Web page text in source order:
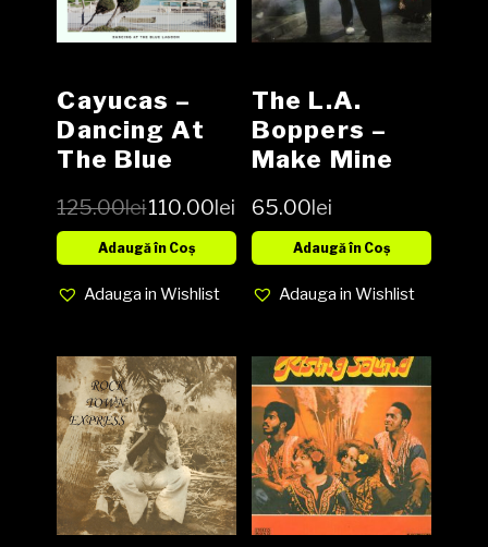
Cayucas –
Dancing At
The Blue
LP
125.00lei110.00lei
Adaugă în Coș
Adauga in Wishlist
The L.A.
Boppers ‎–
Make Mine
LP, Album
media EX
(SH)
65.00lei
Adaugă în Coș
Adauga in Wishlist